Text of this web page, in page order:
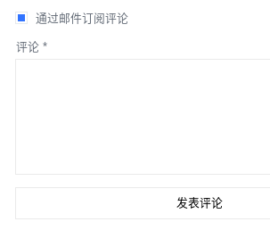
通过邮件订阅评论
评论 *